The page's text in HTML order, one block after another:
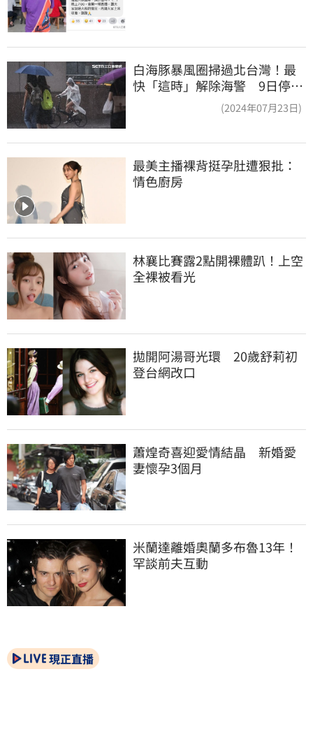
白海豚暴風圈掃過北台灣！最
快「這時」解除海警 9日停班
(2024年07月23日)
最美主播裸背挺孕肚遭狠批：
情色廚房
林襄比賽露2點開裸體趴！上空
全裸被看光
拋開阿湯哥光環　20歲舒莉初
登台網改口
蕭煌奇喜迎愛情結晶　新婚愛
妻懷孕3個月
米蘭達離婚奧蘭多布魯13年！
罕談前夫互動
現正直播